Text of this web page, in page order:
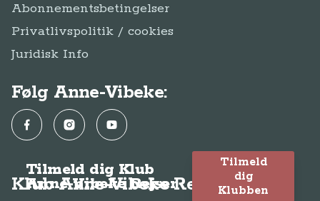
Abonnementsbetingelser
Privatlivspolitik / cookies
Juridisk Info
Følg Anne-Vibeke:
FacebookInstagramYouTube
Klub Anne-Vibeke Rejser
Tilmeld dig Klub
Anne-Vibeke Rejser
Tilmeld
dig
Klubben